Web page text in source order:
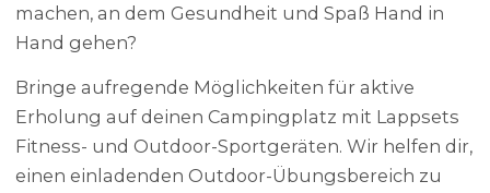
machen, an dem Gesundheit und Spaß Hand in
Hand gehen?
Bringe aufregende Möglichkeiten für aktive
Erholung auf deinen Campingplatz mit Lappsets
Fitness- und Outdoor-Sportgeräten. Wir helfen dir,
einen einladenden Outdoor-Übungsbereich zu